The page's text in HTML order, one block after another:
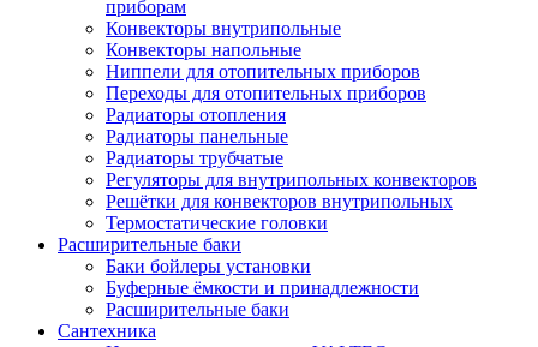
приборам
Конвекторы внутрипольные
Конвекторы напольные
Ниппели для отопительных приборов
Переходы для отопительных приборов
Радиаторы отопления
Радиаторы панельные
Радиаторы трубчатые
Регуляторы для внутрипольных конвекторов
Решётки для конвекторов внутрипольных
Термостатические головки
Расширительные баки
Баки бойлеры установки
Буферные ёмкости и принадлежности
Расширительные баки
Сантехника